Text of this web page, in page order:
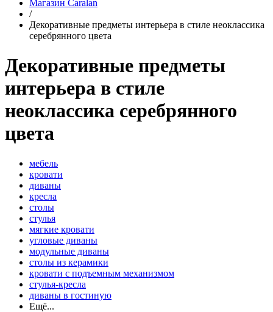
Магазин Caralan
/
Декоративные предметы интерьера в стиле неоклассика
серебрянного цвета
Декоративные предметы
интерьера в стиле
неоклассика серебрянного
цвета
мебель
кровати
диваны
кресла
столы
стулья
мягкие кровати
угловые диваны
модульные диваны
столы из керамики
кровати с подъемным механизмом
стулья-кресла
диваны в гостиную
Ещё...